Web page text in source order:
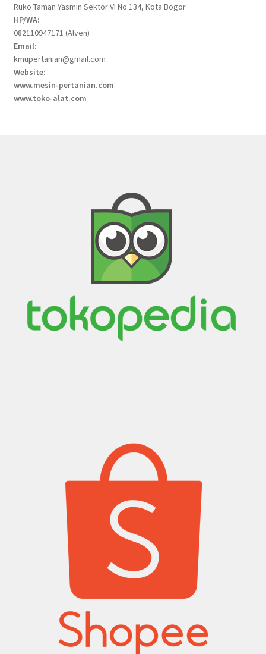
Ruko Taman Yasmin Sektor VI No 134, Kota Bogor
HP/WA:
082110947171 (Alven)
Email:
kmupertanian@gmail.com
Website:
www.mesin-pertanian.com
www.toko-alat.com